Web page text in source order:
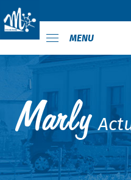
MENU